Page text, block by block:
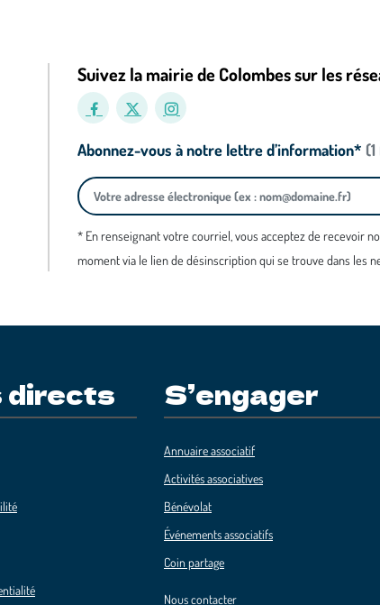
Suivez la mairie de Colombes sur les
Abonnez-vous à notre lettre d’information*
* En renseignant votre courriel, vous acceptez de recevoir
moment via le lien de désinscription qui se trouve dans les
directs S’engager
Annuaire associatif
Activités associatives
Bénévolat
Événements associatifs
Coin partage
Nous contacter